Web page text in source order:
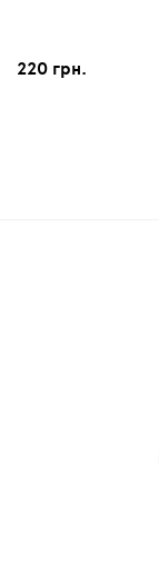
220 грн.